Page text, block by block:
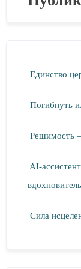
Единство
Погибнуть
Решимость –
AI-
Сила